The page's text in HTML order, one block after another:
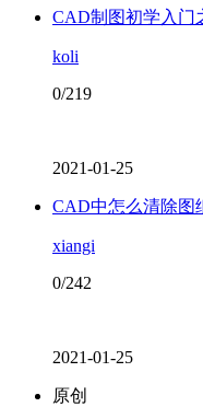
CAD制图初学入门
koli
0/219
2021-01-25
CAD中怎么清除图
xiangi
0/242
2021-01-25
原创